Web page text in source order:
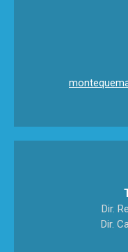
Dir.
Dir.